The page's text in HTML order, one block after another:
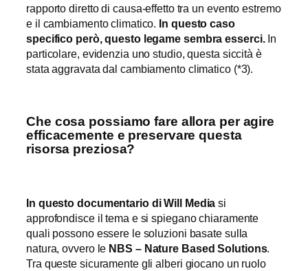
rapporto diretto di causa-effetto tra un evento estremo
e il cambiamento climatico. In questo caso
specifico però, questo legame sembra esserci.In
particolare, evidenzia uno studio, questa siccità è
stata aggravata dal cambiamento climatico (*3).
Che cosa possiamo fare allora per agire
efficacemente e preservare questa
risorsa preziosa?
In questo documentario di Will Media si
approfondisce il tema e si spiegano chiaramente
quali possono essere le soluzioni basate sulla
natura, ovvero le NBS – Nature Based Solutions.
Tra queste sicuramente gli alberi giocano un ruolo